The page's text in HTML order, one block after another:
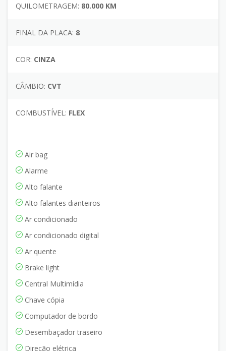
QUILOMETRAGEM: 80.000 KM
FINAL DA PLACA: 8
COR: CINZA
CÂMBIO: CVT
COMBUSTÍVEL: FLEX
Air bag
Alarme
Alto falante
Alto falantes dianteiros
Ar condicionado
Ar condicionado digital
Ar quente
Brake light
Central Multimídia
Chave cópia
Computador de bordo
Desembaçador traseiro
Direção elétrica